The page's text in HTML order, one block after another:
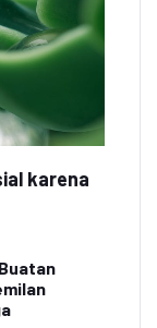
karena